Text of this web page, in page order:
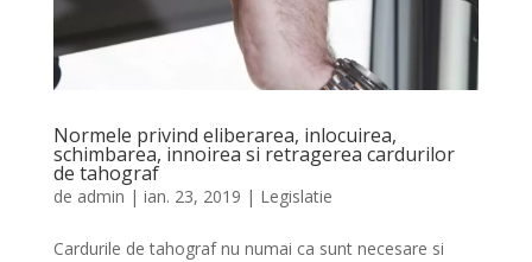
Normele privind eliberarea, inlocuirea,
schimbarea, innoirea si retragerea cardurilor
de tahograf
de admin | ian. 23, 2019 | Legislatie
Cardurile de tahograf nu numai ca sunt necesare si